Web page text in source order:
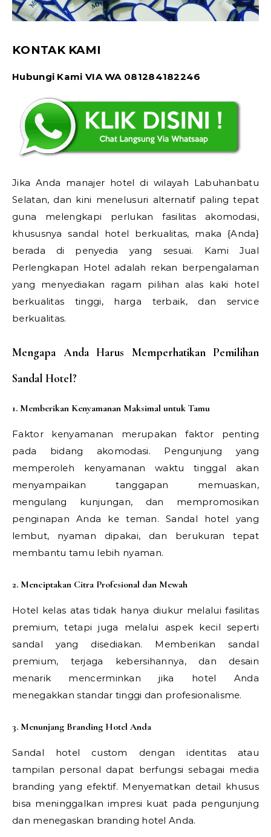
KONTAK KAMI
Hubungi Kami VIA WA 081284182246
Jika Anda manajer hotel di wilayah Labuhanbatu
Selatan, dan kini menelusuri alternatif paling tepat
guna melengkapi perlukan fasilitas akomodasi,
khususnya sandal hotel berkualitas, maka {Anda}
berada di penyedia yang sesuai. Kami Jual
Perlengkapan Hotel adalah rekan berpengalaman
yang menyediakan ragam pilihan alas kaki hotel
berkualitas tinggi, harga terbaik, dan service
berkualitas.
Mengapa Anda Harus Memperhatikan Pemilihan
Sandal Hotel?
1. Memberikan Kenyamanan Maksimal untuk Tamu
Faktor kenyamanan merupakan faktor penting
pada bidang akomodasi. Pengunjung yang
memperoleh kenyamanan waktu tinggal akan
menyampaikan tanggapan memuaskan,
mengulang kunjungan, dan mempromosikan
penginapan Anda ke teman. Sandal hotel yang
lembut, nyaman dipakai, dan berukuran tepat
membantu tamu lebih nyaman.
2. Menciptakan Citra Profesional dan Mewah
Hotel kelas atas tidak hanya diukur melalui fasilitas
premium, tetapi juga melalui aspek kecil seperti
sandal yang disediakan. Memberikan sandal
premium, terjaga kebersihannya, dan desain
menarik mencerminkan jika hotel Anda
menegakkan standar tinggi dan profesionalisme.
3. Menunjang Branding Hotel Anda
Sandal hotel custom dengan identitas atau
tampilan personal dapat berfungsi sebagai media
branding yang efektif. Menyematkan detail khusus
bisa meninggalkan impresi kuat pada pengunjung
dan menegaskan branding hotel Anda.